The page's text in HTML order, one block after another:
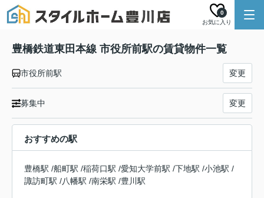
お気に入り
0
豊橋鉄道東田本線 市役所前駅の賃貸物件一覧
市役所前駅 変更
募集中 変更
おすすめの駅
豊橋駅 /船町駅 /稲荷口駅 /愛知大学前駅 /下地駅 /小池駅 /
諏訪町駅 /八幡駅 /南栄駅 /豊川駅